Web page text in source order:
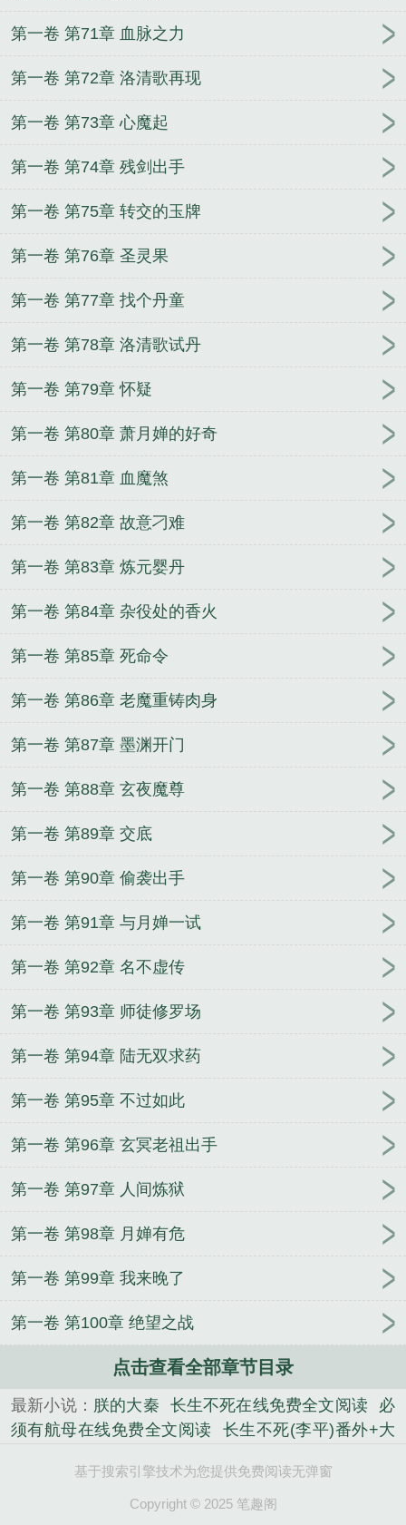
第一卷 第71章 血脉之力
第一卷 第72章 洛清歌再现
第一卷 第73章 心魔起
第一卷 第74章 残剑出手
第一卷 第75章 转交的玉牌
第一卷 第76章 圣灵果
第一卷 第77章 找个丹童
第一卷 第78章 洛清歌试丹
第一卷 第79章 怀疑
第一卷 第80章 萧月婵的好奇
第一卷 第81章 血魔煞
第一卷 第82章 故意刁难
第一卷 第83章 炼元婴丹
第一卷 第84章 杂役处的香火
第一卷 第85章 死命令
第一卷 第86章 老魔重铸肉身
第一卷 第87章 墨渊开门
第一卷 第88章 玄夜魔尊
第一卷 第89章 交底
第一卷 第90章 偷袭出手
第一卷 第91章 与月婵一试
第一卷 第92章 名不虚传
第一卷 第93章 师徒修罗场
第一卷 第94章 陆无双求药
第一卷 第95章 不过如此
第一卷 第96章 玄冥老祖出手
第一卷 第97章 人间炼狱
第一卷 第98章 月婵有危
第一卷 第99章 我来晚了
第一卷 第100章 绝望之战
点击查看全部章节目录
最新小说： 朕的大秦 长生不死在线免费全文阅读
必
须有航母在线免费全文阅读
长生不死(李平)番外+大
番外+大结局
长生不死by未删减版
必须有航母by未
必须有航母(陆离)番外+大结局
基于搜索引擎技术为您提供免费阅读无弹窗
Copyright © 2025 笔趣阁